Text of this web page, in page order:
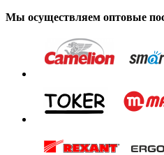
Мы осуществляем оптовые